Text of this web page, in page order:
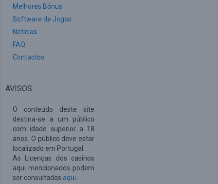
Melhores Bónus
Software de Jogos
Notícias
FAQ
Contactos
AVISOS
O conteúdo deste site
destina-se a um público
com idade superior a 18
anos. O público deve estar
localizado em Portugal.
As Licenças dos casinos
aqui mencionados podem
ser consultadas aqui